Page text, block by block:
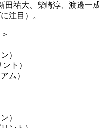
田祐大、柴崎淳、渡邊
注目）。
）
ト）
ム）
）